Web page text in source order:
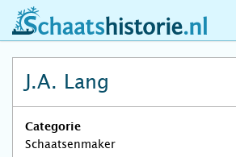
schaatshistorie.nl
J.A. Lang
Categorie
Schaatsenmaker